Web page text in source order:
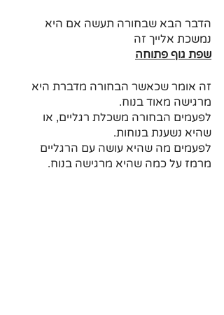
הדבר הבא שבחורה תעשה אם היא
נמשכת אלייך זה
שפת גוף פתוחה
זה אומר שכאשר הבחורה מדברת היא
מרגישה מאוד בנוח.
לפעמים הבחורה משכלת רגליים, או
שהיא נשענת בנוחות.
לפעמים מה שהיא עושה עם הרגליים
מרמז על כמה שהיא מרגישה בנוח.